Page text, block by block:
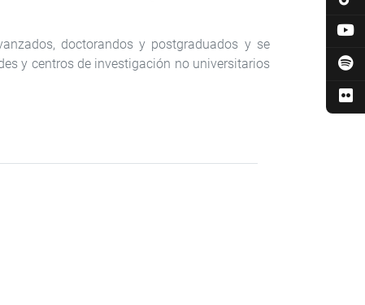
doctorandos y postgraduados y se
y centros de investigación no universitarios